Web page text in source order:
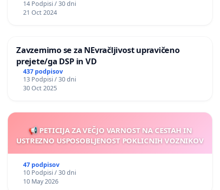
14 Podpisi / 30 dni
21 Oct 2024
Zavzemimo se za NEvračljivost upravičeno
prejete/ga DSP in VD
437 podpisov
13 Podpisi / 30 dni
30 Oct 2025
📢 PETICIJA ZA VEČJO VARNOST NA CESTAH IN
USTREZNO USPOSOBLJENOST POKLICNIH VOZNIKOV
47 podpisov
10 Podpisi / 30 dni
10 May 2026